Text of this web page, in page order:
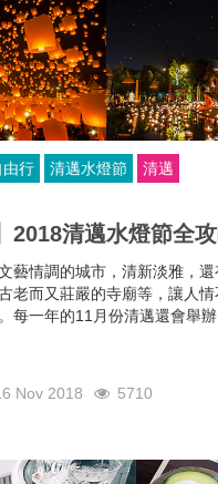
的第 26~29 天，被譽為
由行 清邁水燈節 清邁
2018清邁水燈節全
藝情調的城市，清新淡雅，
老而又莊嚴的寺廟等，讓人情
每一年的11月份清邁還會舉辦
Nov 2018 5710